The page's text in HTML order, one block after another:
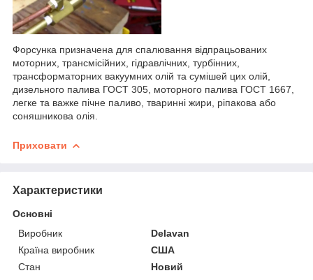
Форсунка призначена для спалювання відпрацьованих
моторних, трансмісійних, гідравлічних, турбінних,
трансформаторних вакуумних олій та сумішей цих олій,
дизельного палива ГОСТ 305, моторного палива ГОСТ 1667,
легке та важке пічне паливо, тваринні жири, ріпакова або
соняшникова олія.
Приховати
Характеристики
Основні
Виробник
Delavan
Країна виробник
США
Стан
Новий